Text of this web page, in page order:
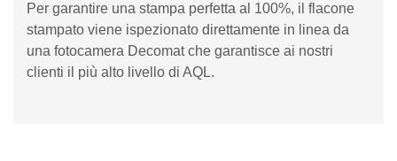
Per garantire una stampa perfetta al 100%, il flacone
stampato viene ispezionato direttamente in linea da
una fotocamera Decomat che garantisce ai nostri
clienti il ​​più alto livello di AQL.